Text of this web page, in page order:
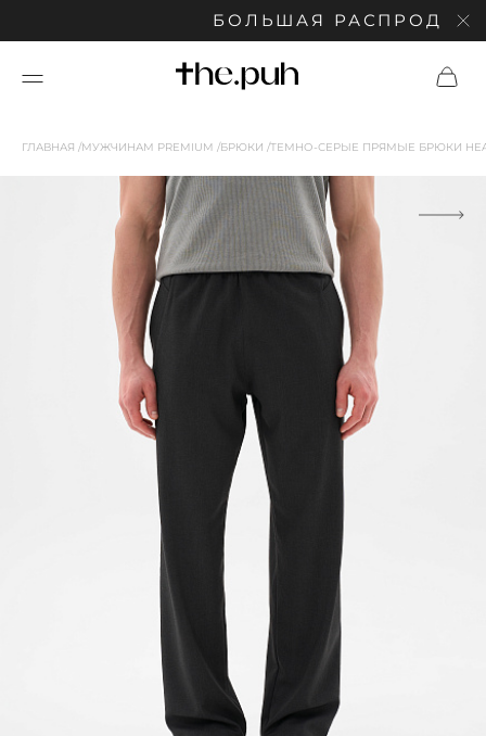
БОЛЬШАЯ РАСПРОДАЖА:
ГЛАВНАЯ МУЖЧИНАМ PREMIUM БРЮКИ ТЕМНО-СЕРЫЕ ПРЯМЫЕ БРЮКИ